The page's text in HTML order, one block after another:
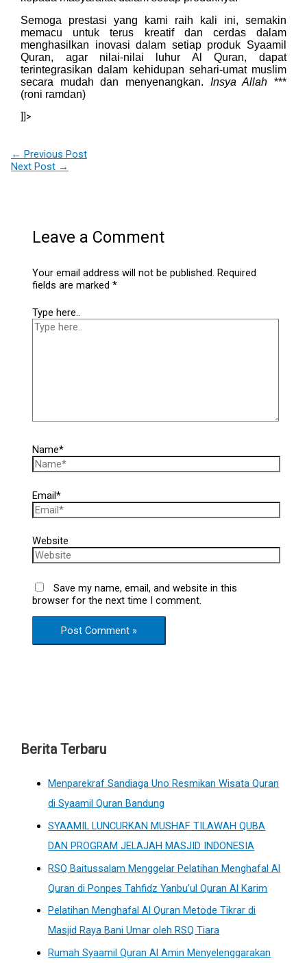
Semoga prestasi yang kami raih kali ini, semakin
memacu untuk terus kreatif dan cerdas dalam
menghasilkan inovasi dalam setiap produk Syaamil
Quran, agar nilai-nilai luhur Al Quran, dapat
terintegrasikan dalam kehidupan sehari-umat muslim
secara mudah dan menyenangkan. Insya Allah ***
(roni ramdan)
]]>
← Previous Post
Next Post →
Leave a Comment
Your email address will not be published. Required
fields are marked*
Type here..
Name*
Email*
Website
Save my name, email, and website in this
browser for the next time I comment.
Berita Terbaru
Menparekraf Sandiaga Uno Resmikan Wisata Quran
di Syaamil Quran Bandung
SYAAMIL LUNCURKAN MUSHAF TILAWAH QUBA
DAN PROGRAM JELAJAH MASJID INDONESIA
RSQ Baitussalam Menggelar Pelatihan Menghafal Al
Quran di Ponpes Tahfidz Yanbu’ul Quran Al Karim
Pelatihan Menghafal Al Quran Metode Tikrar di
Masjid Raya Bani Umar oleh RSQ Tiara
Rumah Syaamil Quran Al Amin Menyelenggarakan